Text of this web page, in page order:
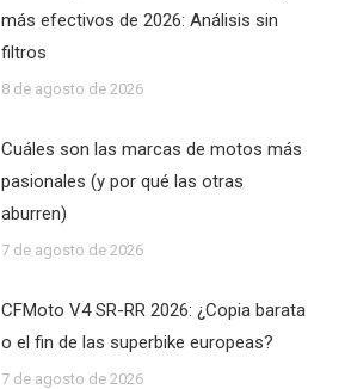
más efectivos de 2026: Análisis sin
filtros
8 de agosto de 2026
Cuáles son las marcas de motos más
pasionales (y por qué las otras
aburren)
7 de agosto de 2026
CFMoto V4 SR-RR 2026: ¿Copia barata
o el fin de las superbike europeas?
7 de agosto de 2026